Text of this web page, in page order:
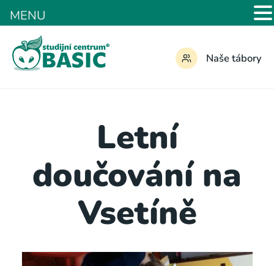
Naše tábory
Letní
doučování na
Vsetíně
MENU